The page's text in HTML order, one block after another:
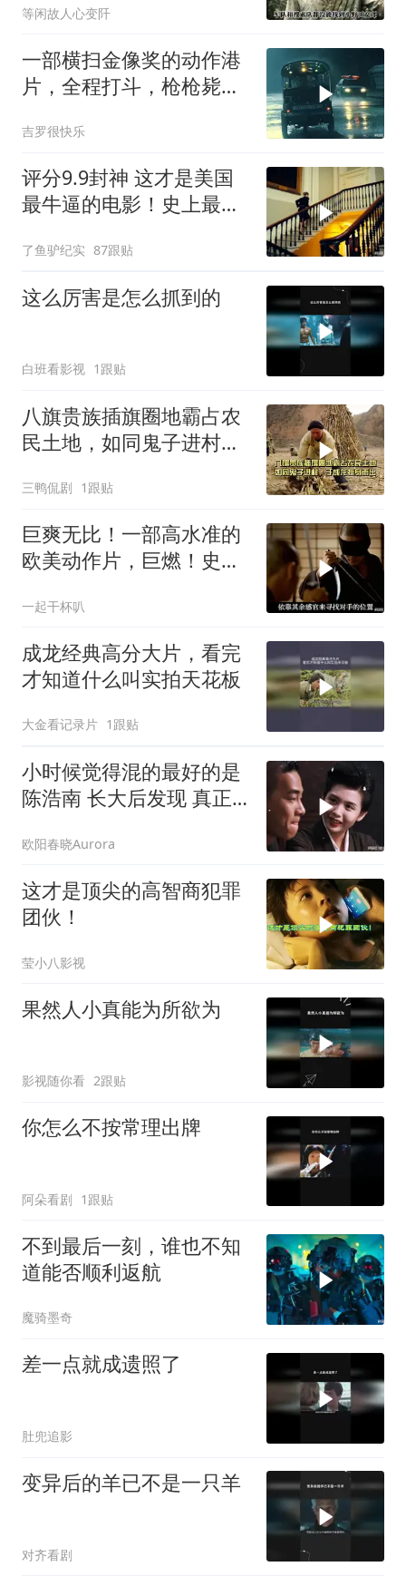
等闲故人心变阡
一部横扫金像奖的动作港
片，全程打斗，枪枪毙
吉罗很快乐
评分9.9封神 这才是美国
最牛逼的电影！史上最高
了鱼驴纪实 87跟贴
这么厉害是怎么抓到的
白班看影视 1跟贴
八旗贵族插旗圈地霸占农
民土地，如同鬼子进村，
三鸭侃剧 1跟贴
巨爽无比！一部高水准的
欧美动作片，巨燃！史上
一起干杯叭
成龙经典高分大片，看完
才知道什么叫实拍天花板
大金看记录片 1跟贴
小时候觉得混的最好的是
陈浩南 长大后发现 真正
欧阳春晓Aurora
这才是顶尖的高智商犯罪
团伙！
莹小八影视
果然人小真能为所欲为
影视随你看 2跟贴
你怎么不按常理出牌
阿朵看剧 1跟贴
不到最后一刻，谁也不知
道能否顺利返航
魔骑墨奇
差一点就成遗照了
肚兜追影
变异后的羊已不是一只羊
对齐看剧